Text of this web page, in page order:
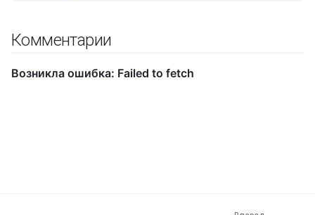
Комментарии